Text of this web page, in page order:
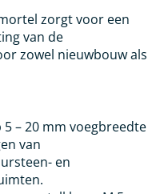
zorgt voor een
van de
zowel nieuwbouw als
– 20 mm voegbreedte
van
en